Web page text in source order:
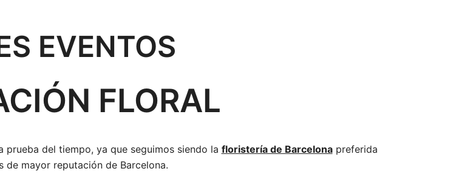
EVENTOS
FLORAL
del tiempo, ya que seguimos siendo la floristería de Barcelonapreferida
de mayor reputación de Barcelona.